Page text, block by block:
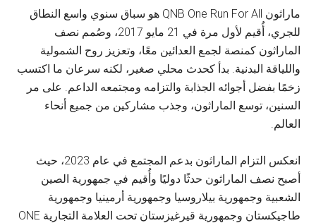
ماراثون QNB One Run For All هو سباق سنوي واسع النطاق
للجري، أُقيم لأول مرة في 21 مايو 2017، وصُمم نصف
الماراثون كمنصة لجمع العدائين معًا، وتعزيز روح الشمولية
واللياقة البدنية. بدأ كحدث محلي صغير، لكنه سرعان ما اكتسب
زخمًا بفضل أجوائه الجذابة والتزامه ومجتمعه الداعم. على مر
السنين، توسع الماراثون، وجذب مشاركين من جميع أنحاء
العالم.
انعكس التزام الماراثون بدعم المجتمع في عام 2023، حيث
أصبح نصف الماراثون حدثًا دوليًا وأُقيم في جمهورية الصين
الشعبية وجمهورية بيلاروسيا وجمهورية أرمينيا وجمهورية
طاجيكستان وجمهورية قيرغيزستان تحت العلامة التجارية ONE